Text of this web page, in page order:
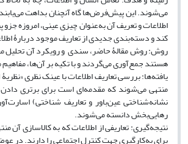
می‌شوند. این پیش‌فرض‌ها گاه آنچنان بداهت می‌یابند
اطلاعات و تعریف آن به‌عنوان چیزی عینی، امروزه
کند و دسته‌بندی جدیدی از تعاریف موجود دربارۀ
روش: روش مقالۀ حاضر، سندی و رویکرد آن تحلیل
هستند جمع‌آوری می‌گردند و با تکیه بر آن‌ها،
یافته‌ها: بررسی تعاریف اطلاعات با عینک نظری
منتهی می‌شوند که مقدمه‌ای است برای برتری
نشانه‌شناختی عین‌باور و تعاریف شناختی)
رهایی‌بخش دانسته می‌شوند.
نتیجه‌گیری: تعاریفی از اطلاعات که به کالاسازی آن
برای به‌کارگیری جهت کنترل اجتماعی را دارند. در